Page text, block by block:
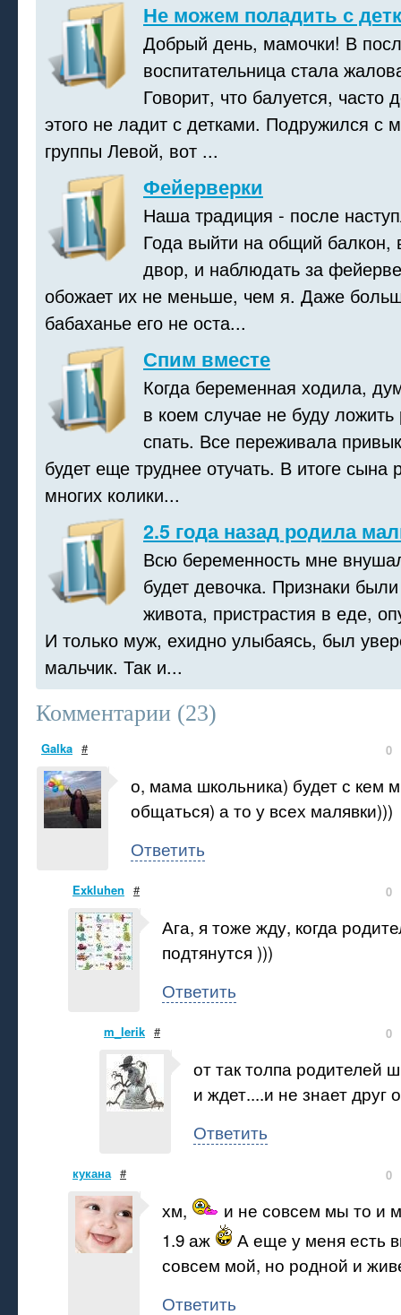
Не можем поладить с
Добрый день, мамочки! В
воспитательница стала
Говорит, что балуется, часто
этого не ладит с детками. Подружился с
группы Левой, вот ...
Фейерверки
Наша традиция - после
Года выйти на общий
двор, и наблюдать за
обожает их не меньше, чем я. Даже
бабаханье его не оста...
Спим вместе
Когда беременная ходила,
в коем случае не буду
спать. Все переживала
будет еще труднее отучать. В итоге сына
многих колики...
2.5 года назад родила
Всю беременность мне
будет девочка. Признаки
живота, пристрастия в еде,
И только муж, ехидно улыбаясь, был
мальчик. Так и...
Комментарии (23)
Galka # 0
о, мама школьника) будет с кем
общаться) а то у всех малявки)))
Ответить
Exkluhen # 0
Ага, я тоже жду, когда
подтянутся )))
Ответить
m_lerik # 0
от так толпа родителей
и ждет....и не знает друг
Ответить
кукана # 0
хм,
и не совсем мы то и
1.9 аж
А еще у меня есть
совсем мой, но родной и
Ответить